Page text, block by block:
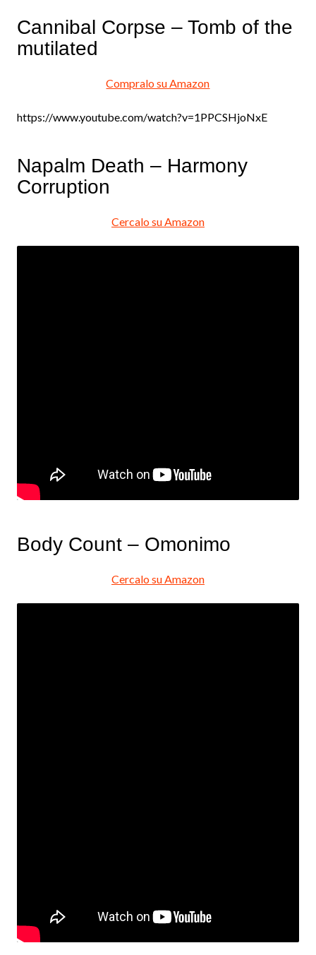
Cannibal Corpse – Tomb of the
mutilated
Compralo su Amazon
https://www.youtube.com/watch?v=1PPCSHjoNxE
Napalm Death – Harmony
Corruption
Cercalo su Amazon
Body Count – Omonimo
Cercalo su Amazon